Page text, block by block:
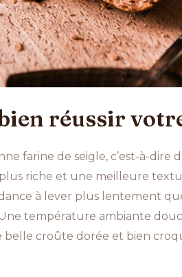
réussir
farine de seigle, c’est-à-
riche et une meilleure
à lever plus lentement
température ambiante
belle croûte dorée et bien